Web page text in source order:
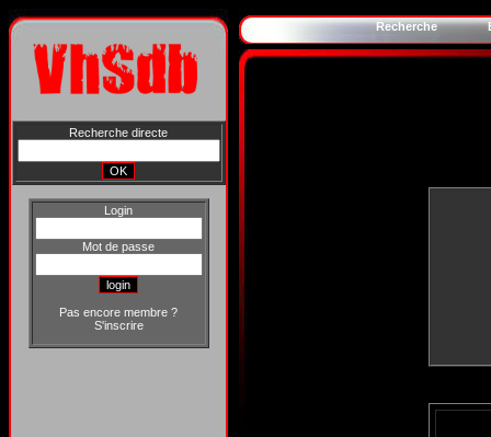
Recherche directe
Login
Mot de passe
Pas encore membre ?
S'inscrire
Recherche